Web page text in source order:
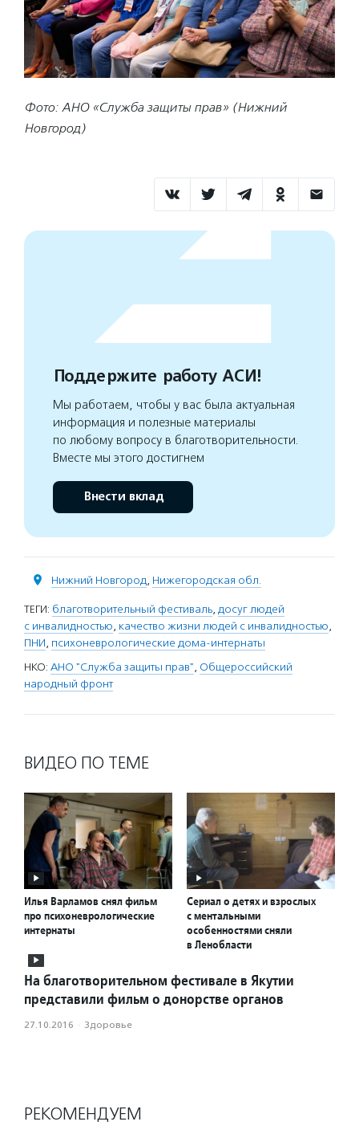
Фото: АНО «Служба защиты прав» (Нижний
Новгород)
Поддержите работу АСИ!
Мы работаем, чтобы у вас была актуальная
информация и полезные материалы
по любому вопросу в благотворительности.
Вместе мы этого достигнем
Внести вклад
Нижний Новгород, Нижегородская обл.
ТЕГИ: благотворительный фестиваль, досуг людей
с инвалидностью, качество жизни людей с инвалидностью,
ПНИ, психоневрологические дома-интернаты
НКО: АНО "Служба защиты прав", Общероссийский
народный фронт
ВИДЕО ПО ТЕМЕ
Илья Варламов снял фильм
про психоневрологические
интернаты
Сериал о детях и взрослых
с ментальными
особенностями сняли
в Ленобласти
На благотворительном фестивале в Якутии
представили фильм о донорстве органов
27.10.2016 · Здоровье
РЕКОМЕНДУЕМ